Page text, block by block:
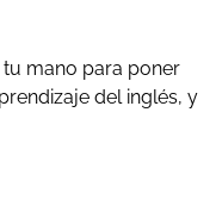
mano para poner
del inglés, y